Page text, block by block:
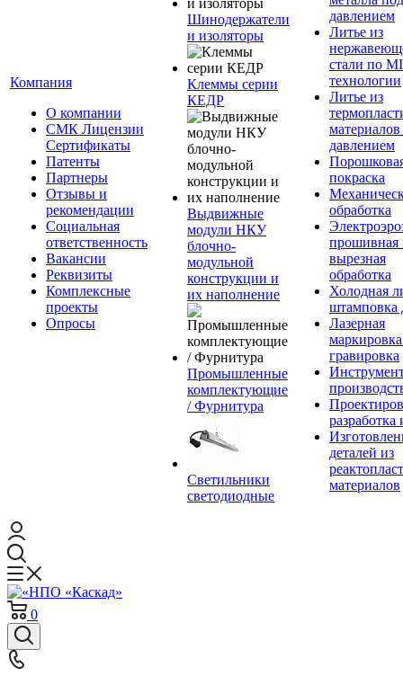
Компания
О компании
СМК Лицензии
Сертификаты
Патенты
Партнеры
Отзывы и
рекомендации
Социальная
ответственность
Вакансии
Реквизиты
Комплексные
проекты
Опросы
Шинодержатели
и изоляторы
Клеммы серии
КЕДР
Выдвижные
модули НКУ
блочно-
модульной
конструкции и
их наполнение
Промышленные
комплектующие
/ Фурнитура
Светильники
светодиодные
давлением
Литье из
стали по
технологии
Литье из
давлением
покраска
обработка
прошивная
вырезная
обработка
Холодная
штамповка
Лазерная
гравировка
разработка
деталей из
материалов
0